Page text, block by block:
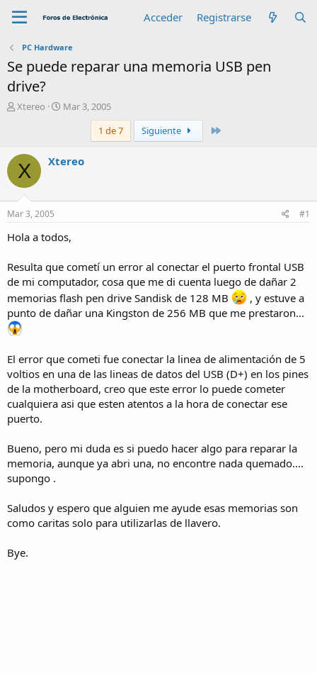
Acceder Registrarse
PC Hardware
Se puede reparar una memoria USB pen
drive?
A
r
Xtereo
F
a
d
c
Mar 3, 2005
1 de 7
Siguiente
X Xtereo
Mar 3, 2005 #1
Hola a todos,
Resulta que cometí un error al conectar el puerto frontal USB
de mi computador, cosa que me di cuenta luego de dañar 2
memorias flash pen drive Sandisk de 128 MB
, y estuve a
punto de dañar una Kingston de 256 MB que me prestaron...
El error que cometi fue conectar la linea de alimentación de 5
voltios en una de las lineas de datos del USB (D+) en los pines
de la motherboard, creo que este error lo puede cometer
cualquiera asi que esten atentos a la hora de conectar ese
puerto.
Bueno, pero mi duda es si puedo hacer algo para reparar la
memoria, aunque ya abri una, no encontre nada quemado....
supongo .
Saludos y espero que alguien me ayude esas memorias son
como caritas solo para utilizarlas de llavero.
Bye.